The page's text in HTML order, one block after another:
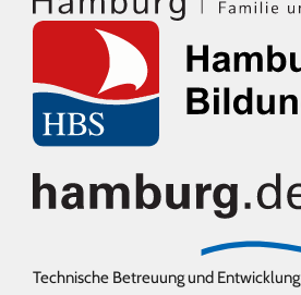
Technische Betreuung und Entwicklung